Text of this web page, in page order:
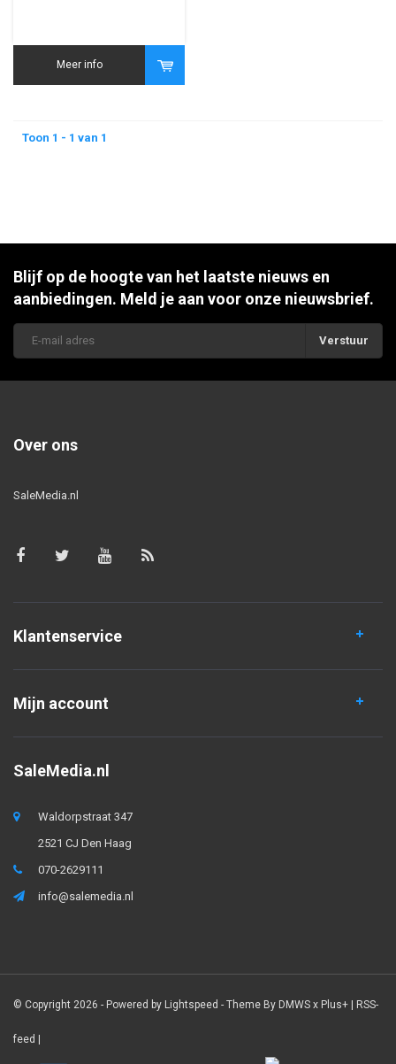
Meer info
Toon 1 - 1 van 1
Blijf op de hoogte van het laatste nieuws en
aanbiedingen. Meld je aan voor onze nieuwsbrief.
Verstuur
Over ons
SaleMedia.nl
Klantenservice
Mijn account
SaleMedia.nl
Waldorpstraat 347
2521 CJ Den Haag
070-2629111
info@salemedia.nl
© Copyright 2026 - Powered by Lightspeed - Theme By DMWS x Plus+ | RSS-
feed |